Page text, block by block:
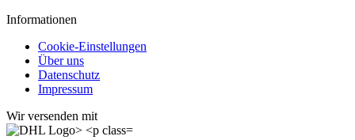
Informationen
Cookie-Einstellungen
Über uns
Datenschutz
Impressum
Wir versenden mit